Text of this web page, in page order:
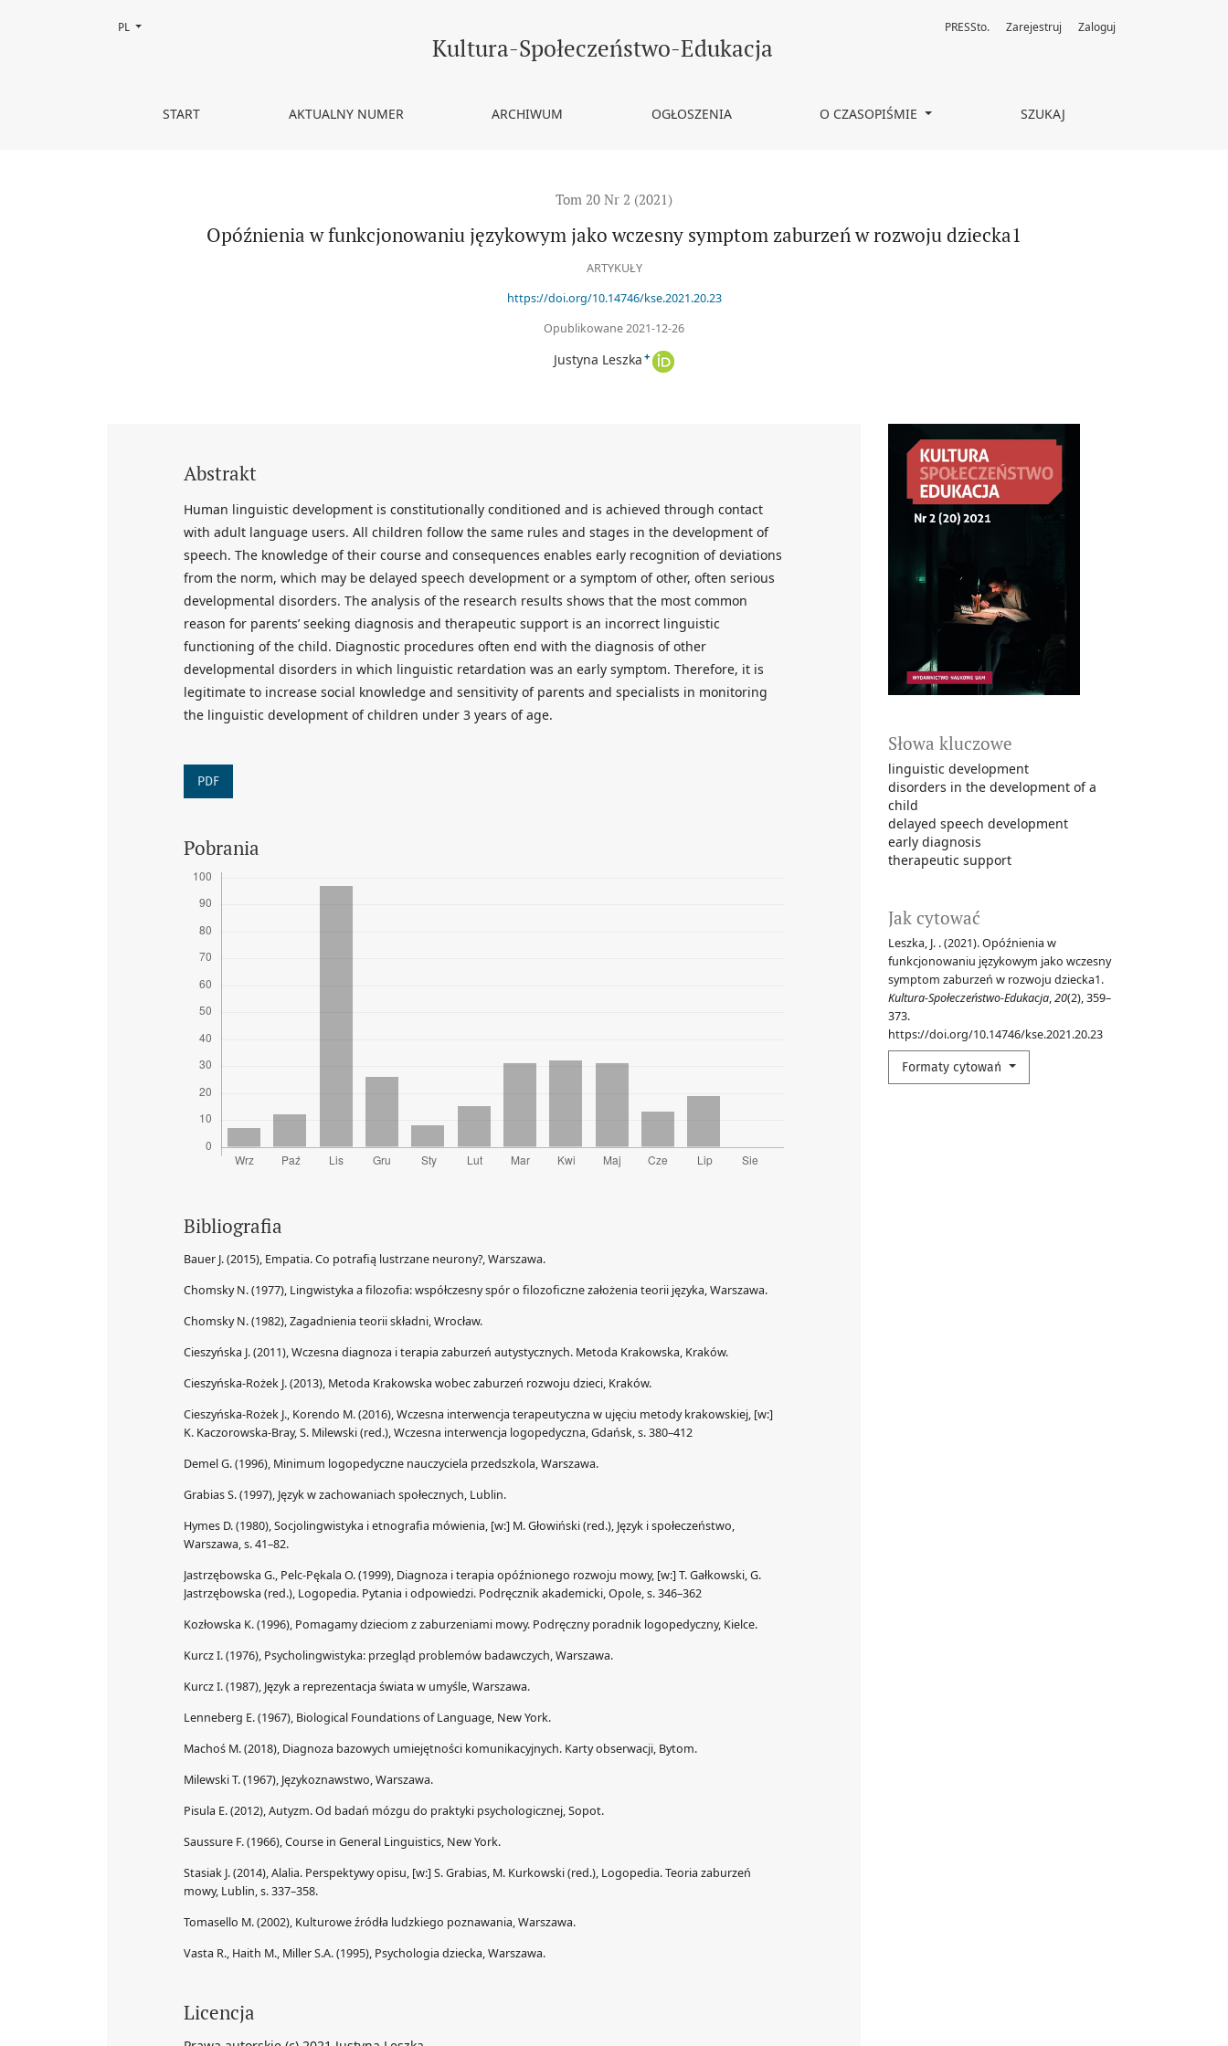
Opóźnienia w funkcjonowaniu językowym jako wczesny symptom zaburzeń w rozwoju dziecka1
Kultura-Społeczeństwo-Edukacja
START AKTUALNY NUMER ARCHIWUM OGŁOSZENIA O CZASOPIŚMIE SZUKAJ
PRESSto. Zarejestruj Zaloguj
Zmień język, obecnie wybrany to:
PL
Tom 20 Nr 2 (2021)
Opóźnienia w funkcjonowaniu językowym jako wczesny symptom zaburzeń w rozwoju dziecka1
ARTYKUŁY
https://doi.org/10.14746/kse.2021.20.23
Opublikowane 2021-12-26
Justyna Leszka +
Słowa kluczowe
linguistic development
disorders in the development of a
child
delayed speech development
early diagnosis
therapeutic support
Jak cytować
Leszka, J. . (2021). Opóźnienia w
funkcjonowaniu językowym jako wczesny
symptom zaburzeń w rozwoju dziecka1.
Kultura-Społeczeństwo-Edukacja,20(2), 359–
373.
https://doi.org/10.14746/kse.2021.20.23
Formaty cytowań
Abstrakt
Human linguistic development is constitutionally conditioned and is achieved through contact
with adult language users. All children follow the same rules and stages in the development of
speech. The knowledge of their course and consequences enables early recognition of deviations
from the norm, which may be delayed speech development or a symptom of other, often serious
developmental disorders. The analysis of the research results shows that the most common
reason for parents’ seeking diagnosis and therapeutic support is an incorrect linguistic
functioning of the child. Diagnostic procedures often end with the diagnosis of other
developmental disorders in which linguistic retardation was an early symptom. Therefore, it is
legitimate to increase social knowledge and sensitivity of parents and specialists in monitoring
the linguistic development of children under 3 years of age.
PDF
Pobrania
Bibliografia
Bauer J. (2015), Empatia. Co potrafią lustrzane neurony?, Warszawa.
Chomsky N. (1977), Lingwistyka a filozofia: współczesny spór o filozoficzne założenia teorii języka, Warszawa.
Chomsky N. (1982), Zagadnienia teorii składni, Wrocław.
Cieszyńska J. (2011), Wczesna diagnoza i terapia zaburzeń autystycznych. Metoda Krakowska, Kraków.
Cieszyńska-Rożek J. (2013), Metoda Krakowska wobec zaburzeń rozwoju dzieci, Kraków.
Cieszyńska-Rożek J., Korendo M. (2016), Wczesna interwencja terapeutyczna w ujęciu metody krakowskiej, [w:]
K. Kaczorowska-Bray, S. Milewski (red.), Wczesna interwencja logopedyczna, Gdańsk, s. 380–412
Demel G. (1996), Minimum logopedyczne nauczyciela przedszkola, Warszawa.
Grabias S. (1997), Język w zachowaniach społecznych, Lublin.
Hymes D. (1980), Socjolingwistyka i etnografia mówienia, [w:] M. Głowiński (red.), Język i społeczeństwo,
Warszawa, s. 41–82.
Jastrzębowska G., Pelc-Pękala O. (1999), Diagnoza i terapia opóźnionego rozwoju mowy, [w:] T. Gałkowski, G.
Jastrzębowska (red.), Logopedia. Pytania i odpowiedzi. Podręcznik akademicki, Opole, s. 346–362
Kozłowska K. (1996), Pomagamy dzieciom z zaburzeniami mowy. Podręczny poradnik logopedyczny, Kielce.
Kurcz I. (1976), Psycholingwistyka: przegląd problemów badawczych, Warszawa.
Kurcz I. (1987), Język a reprezentacja świata w umyśle, Warszawa.
Lenneberg E. (1967), Biological Foundations of Language, New York.
Machoś M. (2018), Diagnoza bazowych umiejętności komunikacyjnych. Karty obserwacji, Bytom.
Milewski T. (1967), Językoznawstwo, Warszawa.
Pisula E. (2012), Autyzm. Od badań mózgu do praktyki psychologicznej, Sopot.
Saussure F. (1966), Course in General Linguistics, New York.
Stasiak J. (2014), Alalia. Perspektywy opisu, [w:] S. Grabias, M. Kurkowski (red.), Logopedia. Teoria zaburzeń
mowy, Lublin, s. 337–358.
Tomasello M. (2002), Kulturowe źródła ludzkiego poznawania, Warszawa.
Vasta R., Haith M., Miller S.A. (1995), Psychologia dziecka, Warszawa.
Licencja